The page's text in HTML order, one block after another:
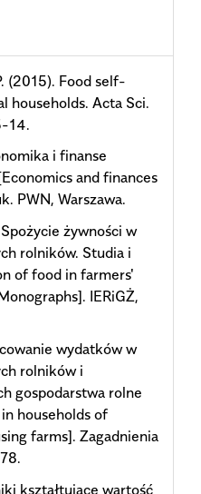
(2015). Food self-
households. Acta Sci.
14.
i finanse
and finances
PWN, Warszawa.
żywności w
rolników. Studia i
of food in farmers'
IERiGŻ,
wydatków w
rolników i
gospodarstwa rolne
households of
farms]. Zagadnienia
kształtujące wartość